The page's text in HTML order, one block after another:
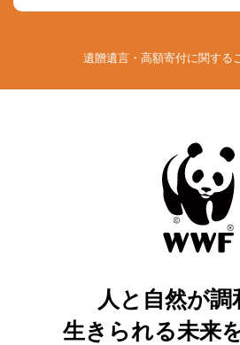
遺贈遺言・高額寄付に関する
人と自然が調
生きられる未来